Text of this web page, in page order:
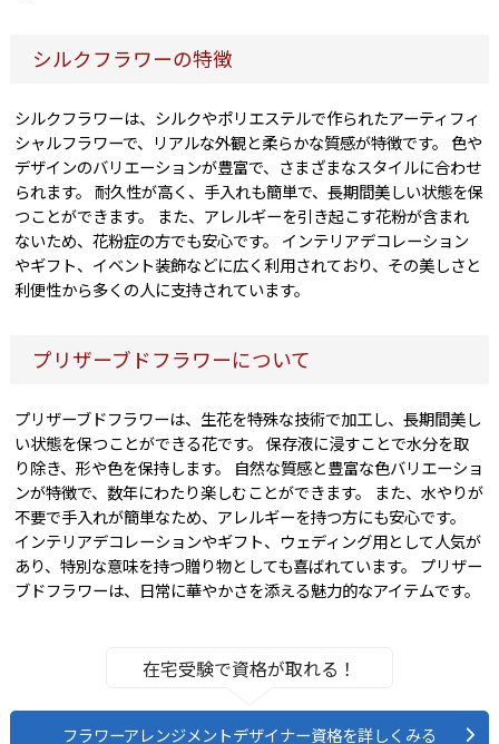
シルクフラワーの特徴
シルクフラワーは、シルクやポリエステルで作られたアーティフィ
シャルフラワーで、リアルな外観と柔らかな質感が特徴です。 色や
デザインのバリエーションが豊富で、さまざまなスタイルに合わせ
られます。 耐久性が高く、手入れも簡単で、長期間美しい状態を保
つことができます。 また、アレルギーを引き起こす花粉が含まれ
ないため、花粉症の方でも安心です。 インテリアデコレーション
やギフト、イベント装飾などに広く利用されており、その美しさと
利便性から多くの人に支持されています。
プリザーブドフラワーについて
プリザーブドフラワーは、生花を特殊な技術で加工し、長期間美し
い状態を保つことができる花です。 保存液に浸すことで水分を取
り除き、形や色を保持します。 自然な質感と豊富な色バリエーショ
ンが特徴で、数年にわたり楽しむことができます。 また、水やりが
不要で手入れが簡単なため、アレルギーを持つ方にも安心です。
インテリアデコレーションやギフト、ウェディング用として人気が
あり、特別な意味を持つ贈り物としても喜ばれています。 プリザー
ブドフラワーは、日常に華やかさを添える魅力的なアイテムです。
在宅受験で資格が取れる！
フラワーアレンジメントデザイナー資格を詳しくみる